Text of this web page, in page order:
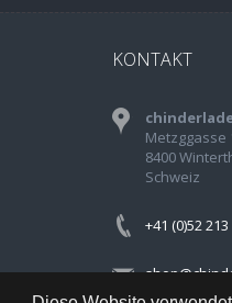
KONTAKT
Metzggasse
8400
Schweiz
+41 (0)52 213